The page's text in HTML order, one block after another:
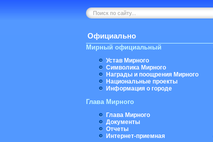
Официально
Мирный официальный
Устав Мирного
Символика Мирного
Награды и поощрения Мирного
Национальные проекты
Информация о городе
Глава Мирного
Глава Мирного
Документы
Отчеты
Интернет-приемная